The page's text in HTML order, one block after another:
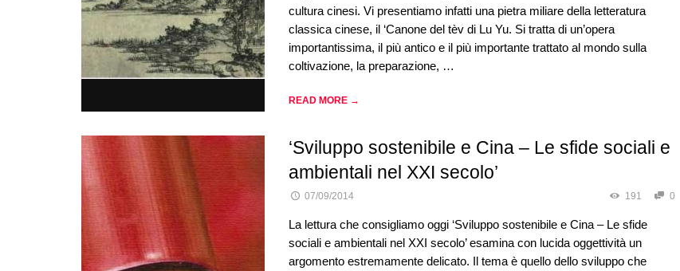
cultura cinesi. Vi presentiamo infatti una pietra miliare della letteratura
classica cinese, il ‘Canone del tèv di Lu Yu. Si tratta di un’opera
importantissima, il più antico e il più importante trattato al mondo sulla
coltivazione, la preparazione, …
READ MORE →
‘Sviluppo sostenibile e Cina – Le sfide sociali e
ambientali nel XXI secolo’
07/09/2014 191 0
La lettura che consigliamo oggi ‘Sviluppo sostenibile e Cina – Le sfide
sociali e ambientali nel XXI secolo’ esamina con lucida oggettività un
argomento estremamente delicato. Il tema è quello dello sviluppo che